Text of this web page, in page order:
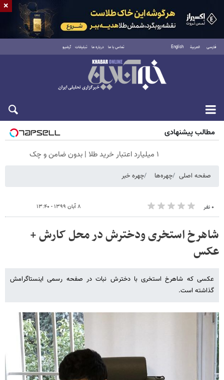
فارسی العربية English تماس با ما درباره ما تبلیغات آرشیو
شنبه ۱۷ مرداد ۱۴۰۵
مطالب پیشنهادی
۱ میلیارد اعتبار خرید طلا | بدون ضامن و چک
صفحه اصلی چهره‌‌ها چهره خبر
۰ نفر ۸ آبان ۱۳۹۹ - ۱۳:۴۰
شاهرخ استخری ودخترش در محل کارش +
عکس
عکسی که شاهرخ استخری با دخترش نبات در صفحه رسمی اینستاگرامش
گذاشته است.
×